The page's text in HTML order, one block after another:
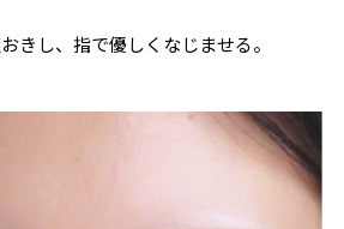
きし、指で優しくなじませる。